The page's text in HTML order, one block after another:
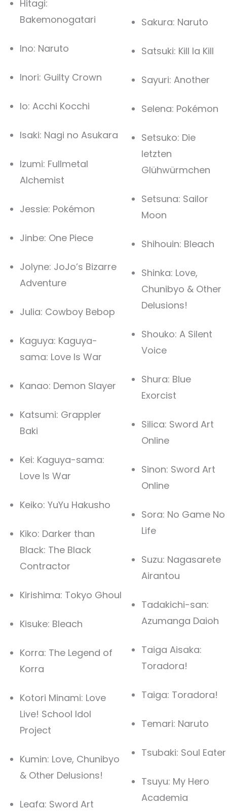
Hitagi:
Bakemonogatari
Ino: Naruto
Inori: Guilty Crown
Io: Acchi Kocchi
Isaki: Nagi no Asukara
Izumi: Fullmetal
Alchemist
Jessie: Pokémon
Jinbe: One Piece
Jolyne: JoJo’s Bizarre
Adventure
Julia: Cowboy Bebop
Kaguya: Kaguya-
sama: Love Is War
Kanao: Demon Slayer
Katsumi: Grappler
Baki
Kei: Kaguya-sama:
Love Is War
Keiko: YuYu Hakusho
Kiko: Darker than
Black: The Black
Contractor
Kirishima: Tokyo Ghoul
Kisuke: Bleach
Korra: The Legend of
Korra
Kotori Minami: Love
Live! School Idol
Project
Kumin: Love, Chunibyo
& Other Delusions!
Leafa: Sword Art
Sakura: Naruto
Satsuki: Kill la Kill
Sayuri: Another
Selena: Pokémon
Setsuko: Die
letzten
Glühwürmchen
Setsuna: Sailor
Moon
Shihouin: Bleach
Shinka: Love,
Chunibyo & Other
Delusions!
Shouko: A Silent
Voice
Shura: Blue
Exorcist
Silica: Sword Art
Online
Sinon: Sword Art
Online
Sora: No Game No
Life
Suzu: Nagasarete
Airantou
Tadakichi-san:
Azumanga Daioh
Taiga Aisaka:
Toradora!
Taiga: Toradora!
Temari: Naruto
Tsubaki: Soul Eater
Tsuyu: My Hero
Academia